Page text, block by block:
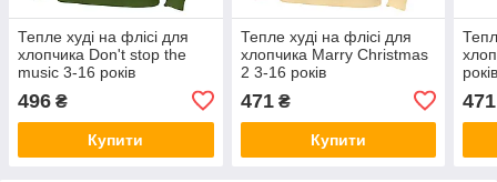
Тепле худі на флісі для
хлопчика Don't stop the
music 3-16 років
496 ₴
Купити
Тепле худі на флісі для
хлопчика Marry Christmas
2 3-16 років
471₴
Купити
471